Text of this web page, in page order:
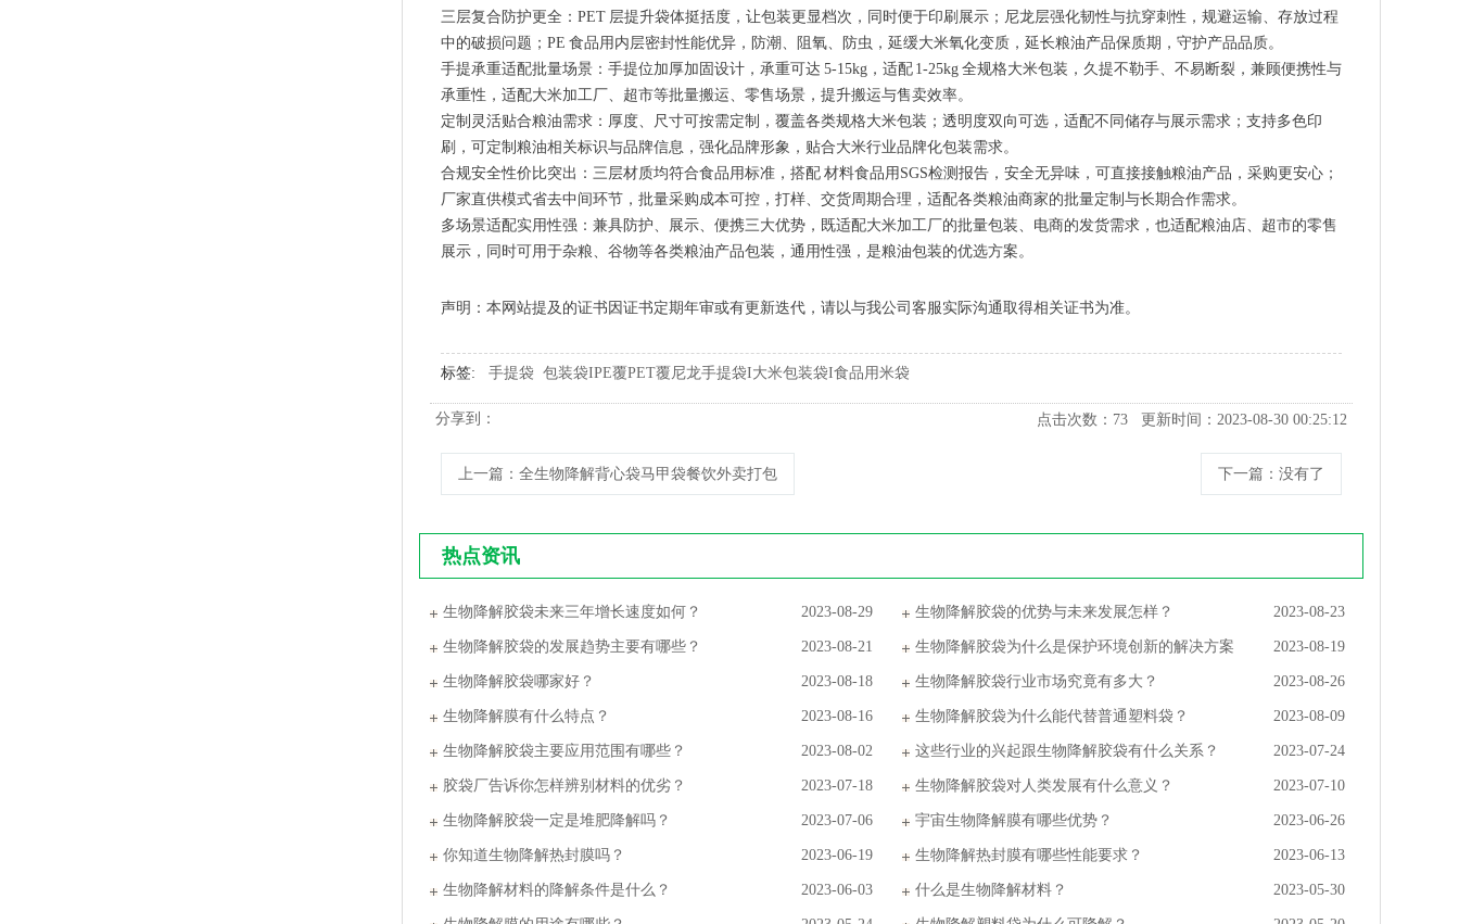
三层复合防护更全：PET 层提升袋体挺括度，让包装更显档次，同时便于印刷展示；尼龙层强化韧性与抗穿刺性，规避运输、存放过程
中的破损问题；PE 食品用内层密封性能优异，防潮、阻氧、防虫，延缓大米氧化变质，延长粮油产品保质期，守护产品品质。
手提承重适配批量场景：手提位加厚加固设计，承重可达 5-15kg，适配 1-25kg 全规格大米包装，久提不勒手、不易断裂，兼顾便携性与
承重性，适配大米加工厂、超市等批量搬运、零售场景，提升搬运与售卖效率。
定制灵活贴合粮油需求：厚度、尺寸可按需定制，覆盖各类规格大米包装；透明度双向可选，适配不同储存与展示需求；支持多色印
刷，可定制粮油相关标识与品牌信息，强化品牌形象，贴合大米行业品牌化包装需求。
合规安全性价比突出：三层材质均符合食品用标准，搭配 材料食品用SGS检测报告，安全无异味，可直接接触粮油产品，采购更安心；
厂家直供模式省去中间环节，批量采购成本可控，打样、交货周期合理，适配各类粮油商家的批量定制与长期合作需求。
多场景适配实用性强：兼具防护、展示、便携三大优势，既适配大米加工厂的批量包装、电商的发货需求，也适配粮油店、超市的零售
展示，同时可用于杂粮、谷物等各类粮油产品包装，通用性强，是粮油包装的优选方案。
声明：本网站提及的证书因证书定期年审或有更新迭代，请以与我公司客服实际沟通取得相关证书为准。
标签: 手提袋 包装袋IPE覆PET覆尼龙手提袋I大米包装袋I食品用米袋​
分享到： 点击次数： 73 更新时间：2023-08-30 00:25:12
上一篇 ：全生物降解背心袋马甲袋餐饮外卖打包 下一篇 ：没有了
热点资讯
2023-08-29
生物降解胶袋未来三年增长速度如何？ 2023-08-23
生物降解胶袋的优势与未来发展怎样？
2023-08-21
生物降解胶袋的发展趋势主要有哪些？ 2023-08-19
生物降解胶袋为什么是保护环境创新的解决方案
2023-08-18
生物降解胶袋哪家好？ 2023-08-26
生物降解胶袋行业市场究竟有多大？
2023-08-16
生物降解膜有什么特点？ 2023-08-09
生物降解胶袋为什么能代替普通塑料袋？
2023-08-02
生物降解胶袋主要应用范围有哪些？ 2023-07-24
这些行业的兴起跟生物降解胶袋有什么关系？
2023-07-18
胶袋厂告诉你怎样辨别材料的优劣？ 2023-07-10
生物降解胶袋对人类发展有什么意义？
2023-07-06
生物降解胶袋一定是堆肥降解吗？ 2023-06-26
宇宙生物降解膜有哪些优势？
2023-06-19
你知道生物降解热封膜吗？ 2023-06-13
生物降解热封膜有哪些性能要求？
2023-06-03
生物降解材料的降解条件是什么？ 2023-05-30
什么是生物降解材料？